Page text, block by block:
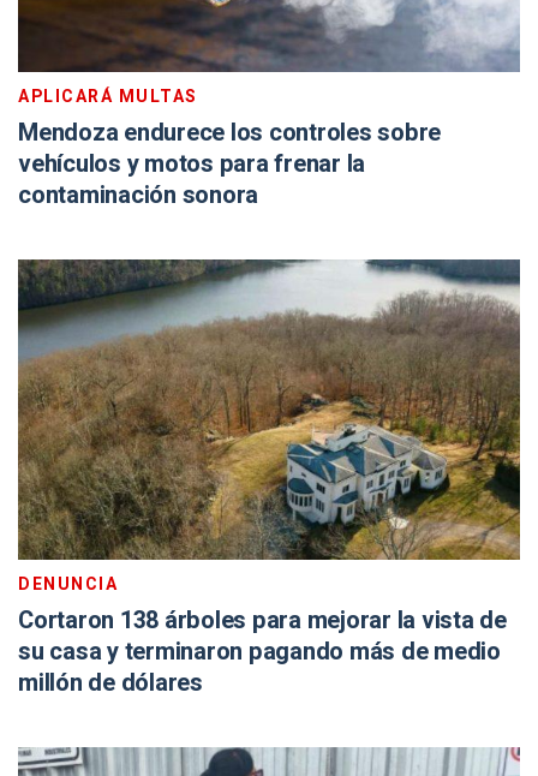
APLICARÁ MULTAS
Mendoza endurece los controles sobre
vehículos y motos para frenar la
contaminación sonora
DENUNCIA
Cortaron 138 árboles para mejorar la vista de
su casa y terminaron pagando más de medio
millón de dólares